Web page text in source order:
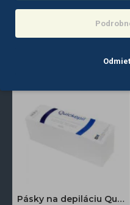
POSLEDNE
Pásky na depiláciu Quickepil 23 x 7,5 cm, 200 ks